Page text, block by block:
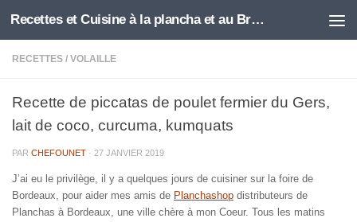
Skip to content Recettes et Cuisine à la plancha et au Brasero
RECETTES / VOLAILLE
Recette de piccatas de poulet fermier du Gers,
lait de coco, curcuma, kumquats
PAR CHEFOUNET · 27 JANVIER 2019
J’ai eu le privilège, il y a quelques jours de cuisiner sur la foire de
Bordeaux, pour aider mes amis de Planchashop distributeurs de
Planchas à Bordeaux, une ville chère à mon Coeur. Tous les matins